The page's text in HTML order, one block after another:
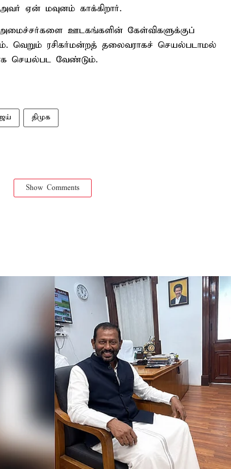
ஏன் மவுனம் காக்கிறார்.
ஊடகங்களின் கேள்விகளுக்குப்
வெறும் ரசிகர்மன்றத் தலைவராகச் செயல்படாமல்
செயல்பட வேண்டும்.
திமுக
Show Comments